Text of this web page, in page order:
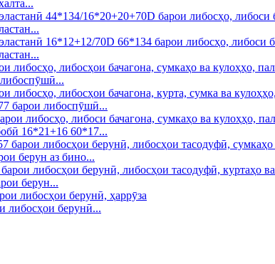
барои либоспӯшӣ...
16*21+16 60*17...
берун аз бино...
берун...
либосҳои берунӣ...